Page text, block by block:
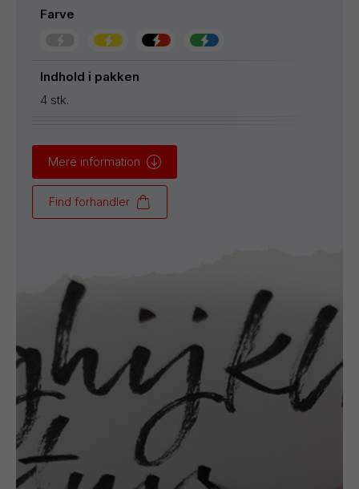
Farve
Indhold i pakken
4 stk.
Mere information
Find forhandler